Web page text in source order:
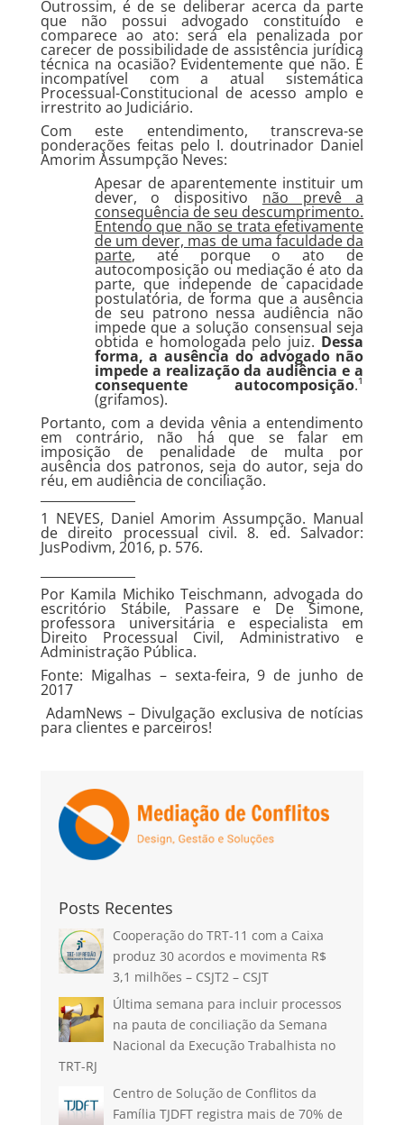
Outrossim, é de se deliberar acerca da parte
que não possui advogado constituído e
comparece ao ato: será ela penalizada por
carecer de possibilidade de assistência jurídica
técnica na ocasião? Evidentemente que não. É
incompatível com a atual sistemática
Processual-Constitucional de acesso amplo e
irrestrito ao Judiciário.
Com este entendimento, transcreva-se
ponderações feitas pelo I. doutrinador Daniel
Amorim Assumpção Neves:
Apesar de aparentemente instituir um
dever, o dispositivo não prevê a
consequência de seu descumprimento.
Entendo que não se trata efetivamente
de um dever, mas de uma faculdade da
parte, até porque o ato de
autocomposição ou mediação é ato da
parte, que independe de capacidade
postulatória, de forma que a ausência
de seu patrono nessa audiência não
impede que a solução consensual seja
obtida e homologada pelo juiz. Dessa
forma, a ausência do advogado não
impede a realização da audiência e a
consequente autocomposição.¹
(grifamos).
Portanto, com a devida vênia a entendimento
em contrário, não há que se falar em
imposição de penalidade de multa por
ausência dos patronos, seja do autor, seja do
réu, em audiência de conciliação.
1 NEVES, Daniel Amorim Assumpção. Manual
de direito processual civil. 8. ed. Salvador:
JusPodivm, 2016, p. 576.
Por Kamila Michiko Teischmann, advogada do
escritório Stábile, Passare e De Simone,
professora universitária e especialista em
Direito Processual Civil, Administrativo e
Administração Pública.
Fonte: Migalhas – sexta-feira, 9 de junho de
2017
AdamNews – Divulgação exclusiva de notícias
para clientes e parceiros!
Posts Recentes
Cooperação do TRT-11 com a Caixa
produz 30 acordos e movimenta R$
3,1 milhões – CSJT2 – CSJT
Última semana para incluir processos
na pauta de conciliação da Semana
Nacional da Execução Trabalhista no
TRT-RJ
Centro de Solução de Conflitos da
Família TJDFT registra mais de 70% de